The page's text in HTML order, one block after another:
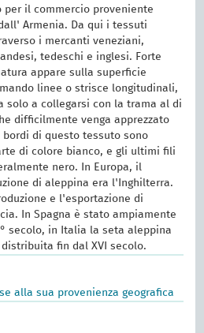
il commercio proveniente
Armenia. Da qui i tessuti
i mercanti veneziani,
tedeschi e inglesi. Forte
appare sulla superficie
linee o strisce longitudinali,
solo a collegarsi con la trama al di
difficilmente venga apprezzato
di questo tessuto sono
di colore bianco, e gli ultimi fili
nero. In Europa, il
di aleppina era l'Inghilterra.
e l'esportazione di
In Spagna è stato ampiamente
secolo, in Italia la seta aleppina
fin dal XVI secolo.
alla sua provenienza geografica